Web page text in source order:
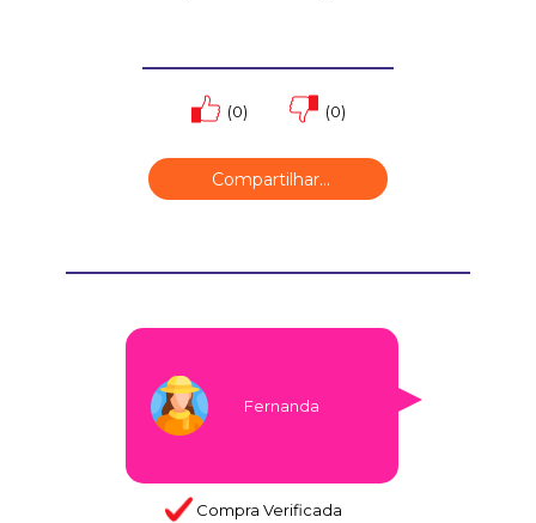
(0) (0)
Compartilhar...
Fernanda
Compra Verificada